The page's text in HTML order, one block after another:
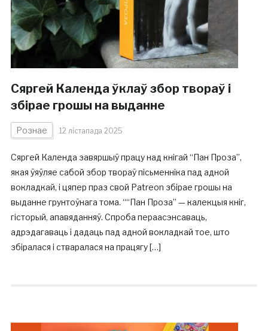
Сяргей Календа ўклаў збор твораў і
збірае грошы на выданне
Рознае 12 лістапада 2025
Сяргей Календа завяршыў працу над кнігай “Пан Проза”,
якая ўяўляе сабой збор твораў пісьменніка пад адной
вокладкай, і цяпер праз свой Patreon збірае грошы на
выданне грунтоўнага тома. ““Пан Проза” — калекцыя кніг,
гісторый, апавяданняў. Спроба пераасэнсаваць,
адрэдагаваць і дадаць пад адной вокладкай тое, што
збіралася і стваралася на працягу […]